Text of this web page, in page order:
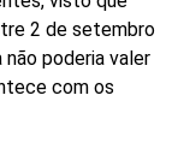
2 de setembro
poderia valer
com os